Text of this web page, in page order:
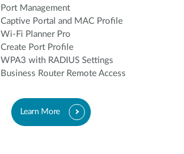
Port Management
Captive Portal and MAC Profile
Wi-Fi Planner Pro
Create Port Profile
WPA3 with RADIUS Settings
Business Router Remote Access
Learn More